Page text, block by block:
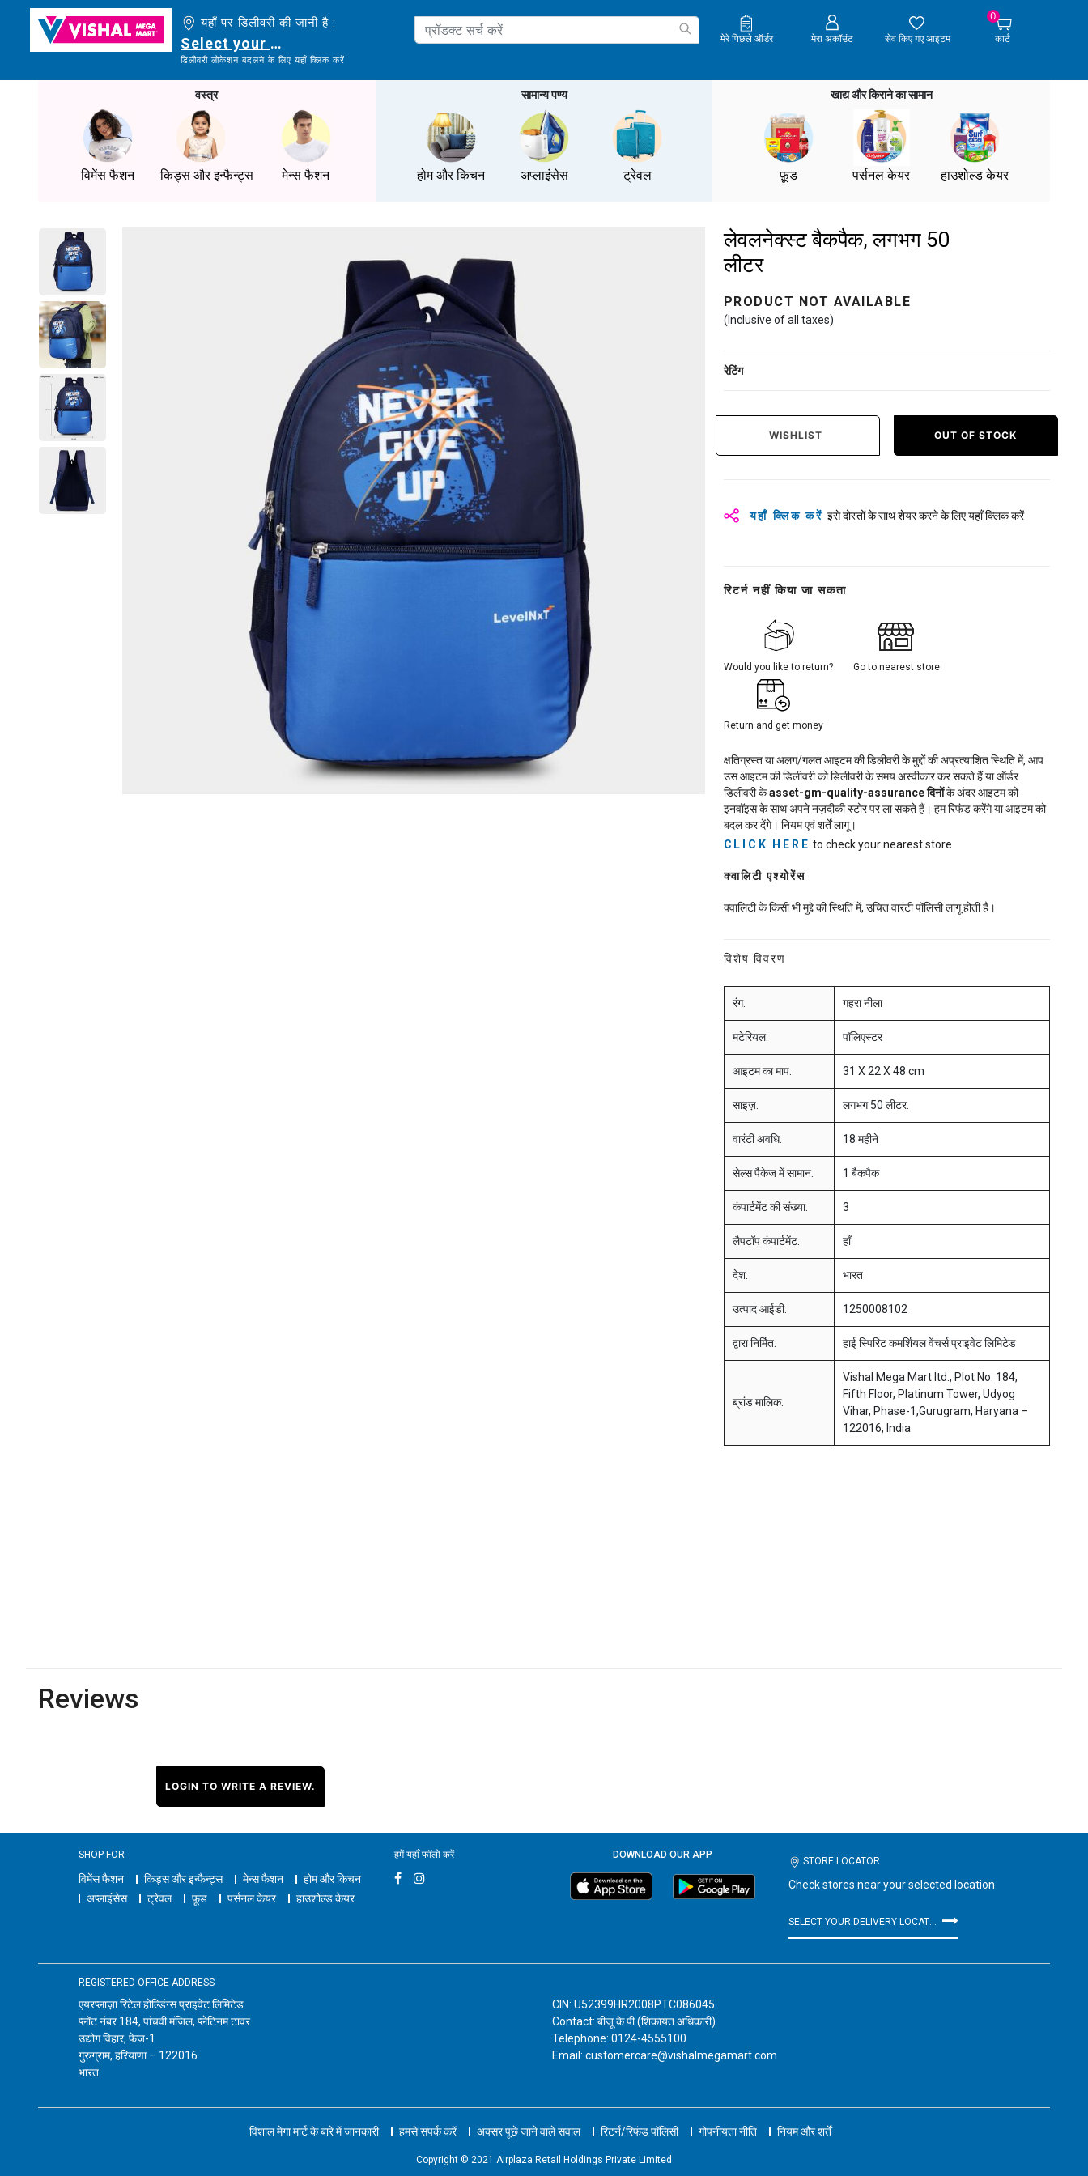
यहाँ पर डिलीवरी की जानी है :
Select your delivery location
डिलीवरी लोकेशन बदलने के लिए यहाँ क्लिक करें
मेरे पिछले ऑर्डर मेरा अकॉउंट सेव किए गए आइटम
0
कार्ट
वस्त्र
विमेंस फैशन किड्स और इन्फैन्ट्स मेन्स फैशन
सामान्य पण्य
होम और किचन अप्लाइंसेस ट्रेवल
खाद्य और किराने का सामान
फ़ूड पर्सनल केयर हाउशोल्ड केयर
लेवलनेक्स्ट बैकपैक, लगभग 50
लीटर
PRODUCT NOT AVAILABLE
(Inclusive of all taxes)
रेटिंग
WISHLIST OUT OF STOCK
यहाँ क्लिक करें इसे दोस्तों के साथ शेयर करने के लिए यहाँ क्लिक करें
रिटर्न नहीं किया जा सकता
Would you like to return? Go to nearest store
Return and get money
क्षतिग्रस्त या अलग/गलत आइटम की डिलीवरी के मुद्दों की अप्रत्याशित स्थिति में, आप
उस आइटम की डिलीवरी को डिलीवरी के समय अस्वीकार कर सकते हैं या ऑर्डर
डिलीवरी केasset-gm-quality-assuranceदिनोंके अंदर आइटम को
इनवॉइस के साथ अपने नज़दीकी स्टोर पर ला सकते हैं। हम रिफंड करेंगे या आइटम को
बदल कर देंगे। नियम एवं शर्तें लागू।
CLICK HERE to check your nearest store
क्वालिटी एश्योरेंस
क्वालिटी के किसी भी मुद्दे की स्थिति में, उचित वारंटी पॉलिसी लागू होती है।
विशेष विवरण
रंग: गहरा नीला
मटेरियल: पॉलिएस्टर
आइटम का माप: 31 X 22 X 48 cm
साइज़: लगभग 50 लीटर.
वारंटी अवधि: 18 महीने
सेल्स पैकेज में सामान: 1 बैकपैक
कंपार्टमेंट की संख्या: 3
लैपटॉप कंपार्टमेंट: हाँ
देश: भारत
उत्पाद आईडी: 1250008102
द्वारा निर्मित: हाई स्पिरिट कमर्शियल वेंचर्स प्राइवेट लिमिटेड
ब्रांड मालिक:
Vishal Mega Mart ltd., Plot No. 184,
Fifth Floor, Platinum Tower, Udyog
Vihar, Phase-1,Gurugram, Haryana –
122016, India
Reviews
LOGIN TO WRITE A REVIEW.
SHOP FOR
विमेंस फैशन किड्स और इन्फैन्ट्स मेन्स फैशन
होम और किचन
अप्लाइंसेस
ट्रेवल फ़ूड पर्सनल केयर हाउशोल्ड केयर
हमें यहाँ फॉलो करें DOWNLOAD OUR APP
STORE LOCATOR
Check stores near your selected location
REGISTERED OFFICE ADDRESS
एयरप्लाज़ा रिटेल होल्डिंग्स प्राइवेट लिमिटेड
प्लॉट नंबर 184, पांचवी मंजिल, प्लेटिनम टावर
उद्योग विहार, फेज-1
गुरुग्राम, हरियाणा – 122016
भारत
CIN: U52399HR2008PTC086045
Contact: बीजू के पी (शिकायत अधिकारी)
Telephone: 0124-4555100
Email: customercare@vishalmegamart.com
विशाल मेगा मार्ट के बारे में जानकारी हमसे संपर्क करें अक्सर पूछे जाने वाले सवाल रिटर्न/रिफंड पॉलिसी गोपनीयता नीति नियम और शर्तें
Copyright © 2021 Airplaza Retail Holdings Private Limited